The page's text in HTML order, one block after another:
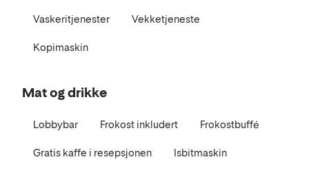
Vaskeritjenester Vekketjeneste
Kopimaskin
Mat og drikke
Lobbybar Frokost inkludert Frokostbuffé
Gratis kaffe i resepsjonen Isbitmaskin